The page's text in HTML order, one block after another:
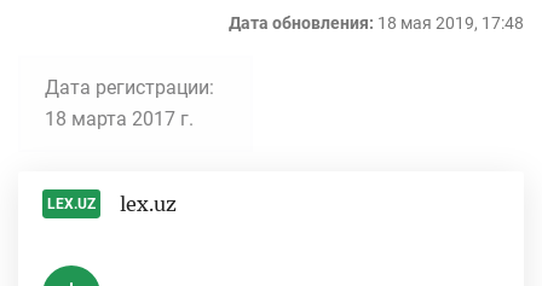
Дата обновления: 18 мая 2019, 17:48
Дата регистрации:
18 марта 2017 г.
LEX.UZ lex.uz